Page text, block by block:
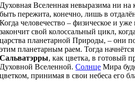
Духовная Вселенная невыразима ни на
быть пережита, конечно, лишь в
Когда человечество – физическое и уже
закончит свой колоссальный цикл,
царства планетарной Природы, – они
этим планетарным раем. Тогда
Сальватэрры, как цветка, в готовый
Духовной Вселенной.Солнце Мира
цветком, принимая в свои небеса его